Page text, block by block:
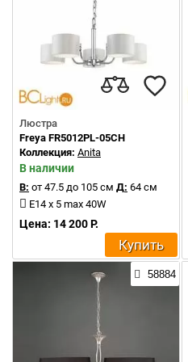
Люстра
Freya FR5012PL-05CH
Коллекция: Anita
В наличии
В: от 47.5 до 105 см Д: 64 см
E14 x 5 max 40W
Цена: 14 200 Р.
Купить
58884